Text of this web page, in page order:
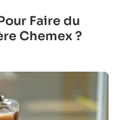
Faire du
Chemex ?